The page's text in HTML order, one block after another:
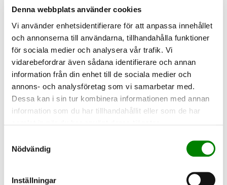
Denna webbplats använder cookies
Vi använder enhetsidentifierare för att anpassa innehållet
och annonserna till användarna, tillhandahålla funktioner
för sociala medier och analysera vår trafik. Vi
vidarebefordrar även sådana identifierare och annan
information från din enhet till de sociala medier och
annons- och analysföretag som vi samarbetar med.
Dessa kan i sin tur kombinera informationen med annan
information som du har tillhandahållit eller som de har
Nödvändig
Inställningar
presentförpackad ingår i priset!
Kommer utan vas men går att beställa till som
tillval!
TILLVAL